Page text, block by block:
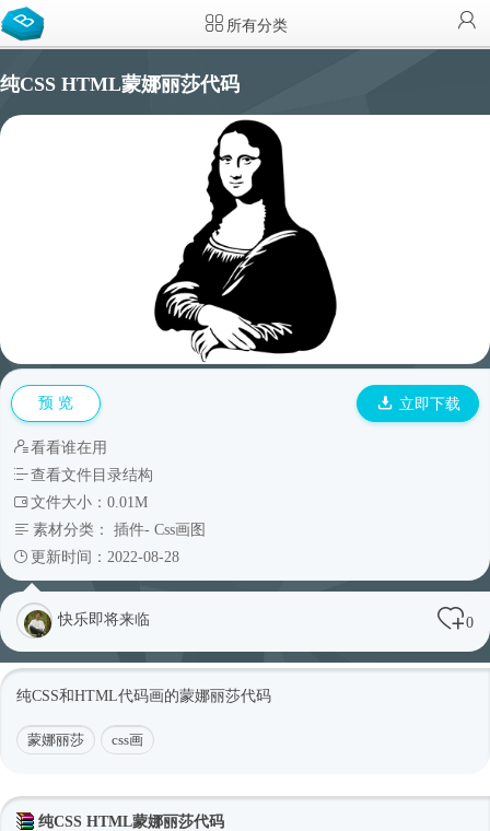
所有分类
纯CSS HTML蒙娜丽莎代码
预 览 立即下载
看看谁在用
查看文件目录结构
文件大小：0.01M
素材分类： 插件- Css画图
更新时间：2022-08-28
快乐即将来临 0
纯CSS和HTML代码画的蒙娜丽莎代码
蒙娜丽莎 css画
纯CSS HTML蒙娜丽莎代码